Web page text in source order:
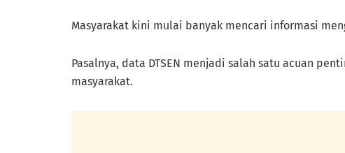
Masyarakat kini mulai banyak mencari informasi
Pasalnya, data DTSEN menjadi salah satu acuan
masyarakat.